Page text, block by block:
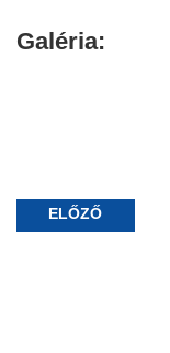
Galéria:
ELŐZŐ